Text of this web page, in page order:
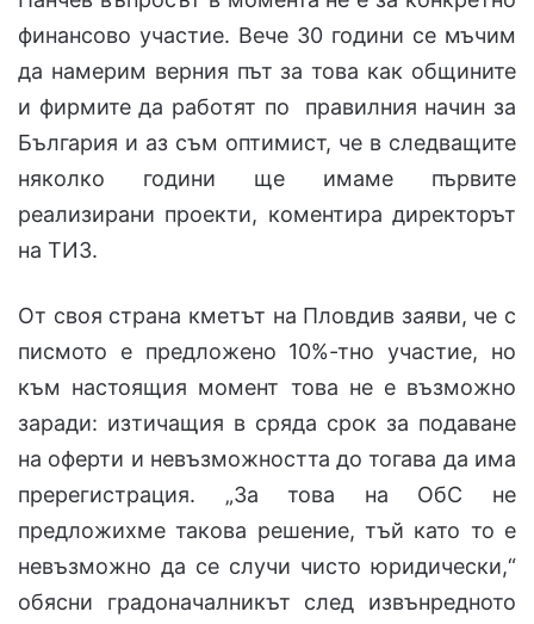
финансово участие. Вече 30 години се мъчим
да намерим верния път за това как общините
и фирмите да работят по правилния начин за
България и аз съм оптимист, че в следващите
няколко години ще имаме първите
реализирани проекти, коментира директорът
на ТИЗ.
От своя страна кметът на Пловдив заяви, че с
писмото е предложено 10%-тно участие, но
към настоящия момент това не е възможно
заради: изтичащия в сряда срок за подаване
на оферти и невъзможността до тогава да има
пререгистрация. „За това на ОбС не
предложихме такова решение, тъй като то е
невъзможно да се случи чисто юридически,“
обясни градоначалникът след извънредното